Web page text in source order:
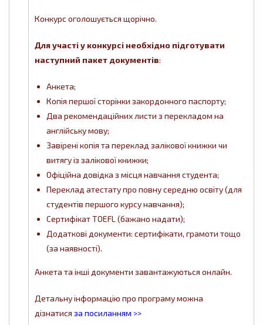
Конкурс оголошується щорічно.
Для участі у конкурсі необхідно підготувати
наступний пакет документів:
Анкета;
Копія першої сторінки закордонного паспорту;
Два рекомендаційних листи з перекладом на
англійську мову;
Завірені копія та переклад залікової книжки чи
витягу із залікової книжки;
Офіційна довідка з місця навчання студента;
Переклад атестату про повну середню освіту (для
студентів першого курсу навчання);
Сертифікат TOEFL (бажано надати);
Додаткові документи: сертифікати, грамоти тощо
(за наявності).
Анкета та інші документи завантажуються онлайн.
Детальну інформацію про програму можна
дізнатися за посиланням >>